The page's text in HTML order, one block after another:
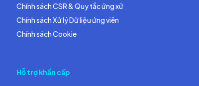
Chính sách CSR & Quy tắc ứng xử
Chính sách Xử lý Dữ liệu ứng viên
Chính sách Cookie
Hỗ trợ khẩn cấp